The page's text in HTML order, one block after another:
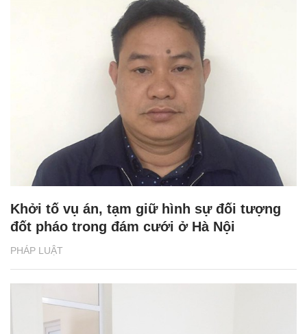
PHÁP LUẬT
Khởi tố vụ án, tạm giữ hình sự đối tượng
đốt pháo trong đám cưới ở Hà Nội